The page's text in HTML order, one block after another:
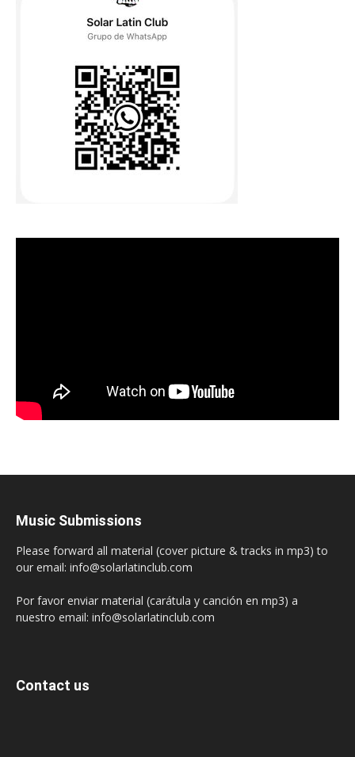
Music Submissions
Please forward all material (cover picture & tracks in mp3) to
our email: info@solarlatinclub.com
Por favor enviar material (carátula y canción en mp3) a
nuestro email: info@solarlatinclub.com
Contact us